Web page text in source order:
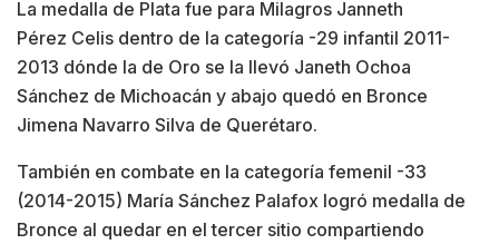
La medalla de Plata fue para Milagros Janneth
Pérez Celis dentro de la categoría -29 infantil 2011-
2013 dónde la de Oro se la llevó Janeth Ochoa
Sánchez de Michoacán y abajo quedó en Bronce
Jimena Navarro Silva de Querétaro.
También en combate en la categoría femenil -33
(2014-2015) María Sánchez Palafox logró medalla de
Bronce al quedar en el tercer sitio compartiendo